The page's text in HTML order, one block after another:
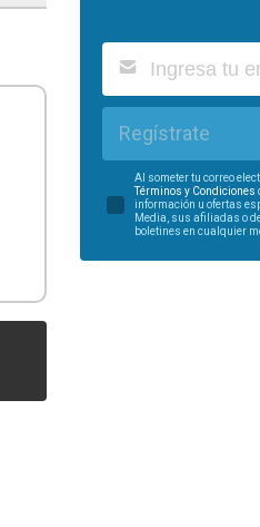
Regístrate
Al someter tu correo
Términos y Condiciones
información u ofertas
Media, sus afiliadas o
boletines en cualquier